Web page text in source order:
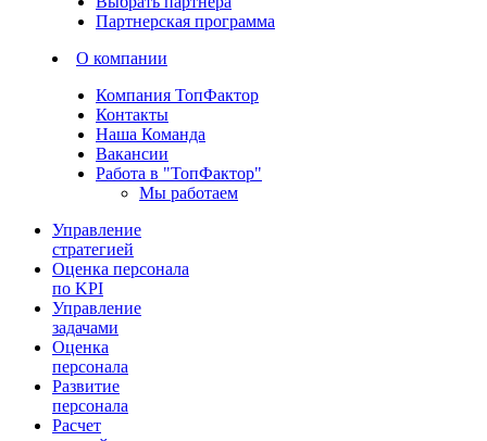
Партнерская программа
О компании
Компания ТопФактор
Контакты
Наша Команда
Вакансии
Работа в "ТопФактор"
Мы работаем
Управление
стратегией
Оценка персонала
по KPI
Управление
задачами
Оценка
персонала
Развитие
персонала
Расчет